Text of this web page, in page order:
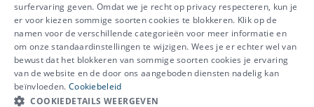
IBEVE maakt deel uit van Groep
IDEWE
Disclaimer-Privacy-Cookiebeleid
Meer vragen? Neem
surfervaring geven. Omdat we je recht op privacy respecteren, kun je
er voor kiezen sommige soorten cookies te blokkeren. Klik op de
namen voor de verschillende categorieën voor meer informatie en
om onze standaardinstellingen te wijzigen. Wees je er echter wel van
bewust dat het blokkeren van sommige soorten cookies je ervaring
van de website en de door ons aangeboden diensten nadelig kan
beïnvloeden. Cookiebeleid
COOKIEDETAILS WEERGEVEN